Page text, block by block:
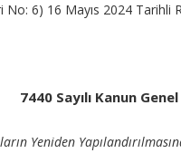
No: 6) 16 Mayıs 2024 Tarihli
7440 Sayılı Kanun
Yeniden